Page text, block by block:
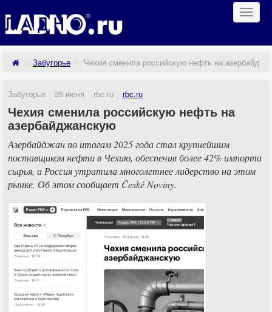
Забугорье Чехия сменила российскую нефть на
Забугорье 25 июня rbc.ru rbc.ru
Чехия сменила российскую нефть на
азербайджанскую
Азербайджан по итогам 2025 года стал крупнейшим
поставщиком нефти в Чехию, обеспечив более 42% импорта
сырья, а Россия утратила многолетнее лидерство на этом
рынке. Об этом сообщает České Noviny.